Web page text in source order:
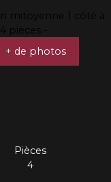
+ de photos
Pièces
4